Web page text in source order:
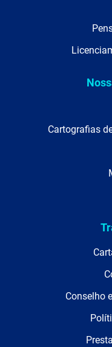
Cartografias
Conselho